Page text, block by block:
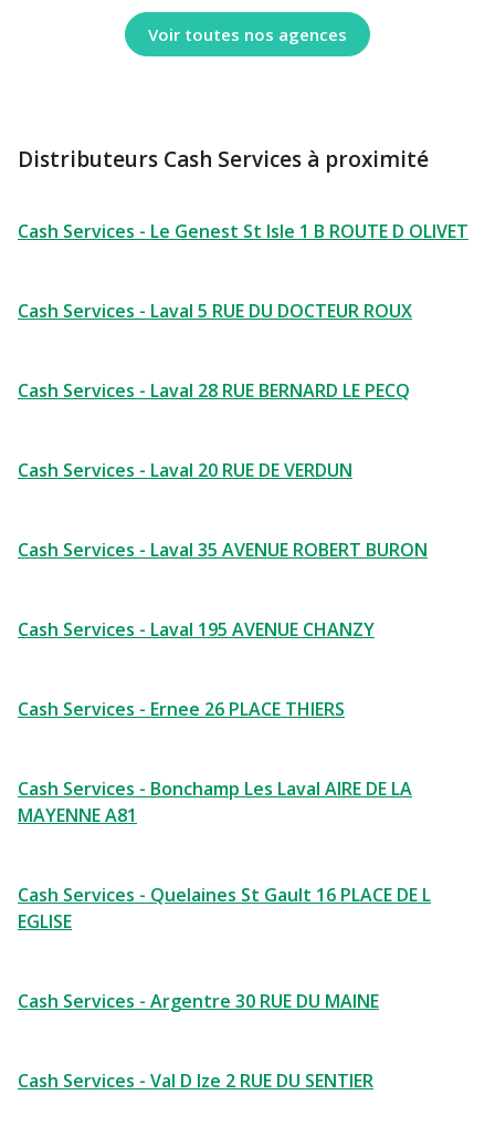
Voir toutes nos agences
Distributeurs Cash Services à proximité
Cash Services - Le Genest St Isle 1 B ROUTE D OLIVET
Cash Services - Laval 5 RUE DU DOCTEUR ROUX
Cash Services - Laval 28 RUE BERNARD LE PECQ
Cash Services - Laval 20 RUE DE VERDUN
Cash Services - Laval 35 AVENUE ROBERT BURON
Cash Services - Laval 195 AVENUE CHANZY
Cash Services - Ernee 26 PLACE THIERS
Cash Services - Bonchamp Les Laval AIRE DE LA
MAYENNE A81
Cash Services - Quelaines St Gault 16 PLACE DE L
EGLISE
Cash Services - Argentre 30 RUE DU MAINE
Cash Services - Val D Ize 2 RUE DU SENTIER